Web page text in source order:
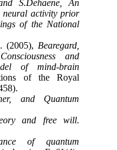
S.Dehaene, An
neural activity prior
of the National
(2005), Bearegard,
and
of mind-brain
of the Royal
and Quantum
and free will.
of quantum